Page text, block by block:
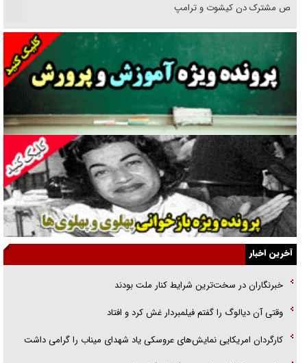
رقص مشترک دن کیشوت و ترامپ
دنده دولت به واگذاری مسئله‌دار ایران‌خودرو/ خصوصی‌سازی یا انحصار؟
غریزه‌ی بقا و آقای باقی و رفقا
جراحی‌های زیبایی با مدرک فوق‌دیپلم! + گفت‌وگو با متهم
گفت‌وگو با همسر یکی از شهدای جنگ رمضان/ پیکر بی‌سر شهید را از
انگشت‌های پا شناسایی کردیم
نسلی که آنلاین الگو می‌گیرد
گفت‌وگو با آیت‌الله جاودان/ جفای مخالفان مکانت معنوی رهبر شهید را
ارتقا می‌داد
راننده مست به قانون می‌خندد
همه آقای دوربینی شده‌ایم!
قصه ناتمام سرویس مدارس
آیا مقاومت فلسطین خلع‌سلاح می‌شود؟
آخرین اخبار
خبرنگاران در سخت‌ترین شرایط کنار ملت بودند
وقتی آن دیالوگ را گفتم فیلمبردار غش کرد و افتاد
کارگردان امریکایی نمایش‌های عروسکی یاد شهدای میناب را گرامی داشت